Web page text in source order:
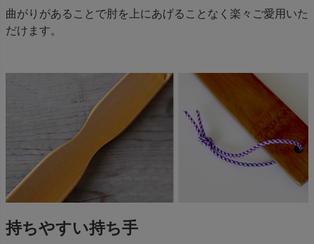
曲がりがあることで肘を上にあげることなく楽々ご愛用いた
だけます。
持ちやすい持ち手